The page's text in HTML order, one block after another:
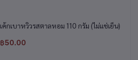
เค้กเบาหวิวรสตาลหอม 110 กรัม (ไม่แช่เย็น)
฿50.00